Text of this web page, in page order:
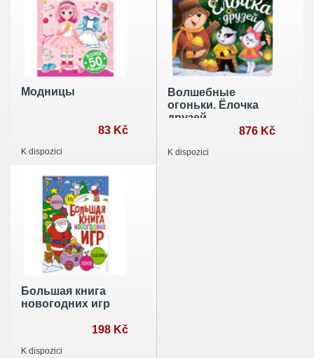
Модницы
83 Kč
K dispozici
Волшебные
огоньки. Ёлочка
друзей
876 Kč
K dispozici
Большая книга
новогодних игр
198 Kč
K dispozici